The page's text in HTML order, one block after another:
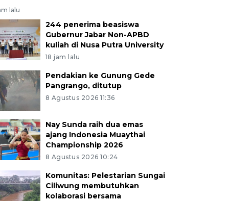
lalu
244 penerima beasiswa
Gubernur Jabar Non-APBD
kuliah di Nusa Putra University
18 jam lalu
Pendakian ke Gunung Gede
Pangrango, ditutup
8 Agustus 2026 11:36
Nay Sunda raih dua emas
ajang Indonesia Muaythai
Championship 2026
8 Agustus 2026 10:24
Komunitas: Pelestarian Sungai
Ciliwung membutuhkan
kolaborasi bersama